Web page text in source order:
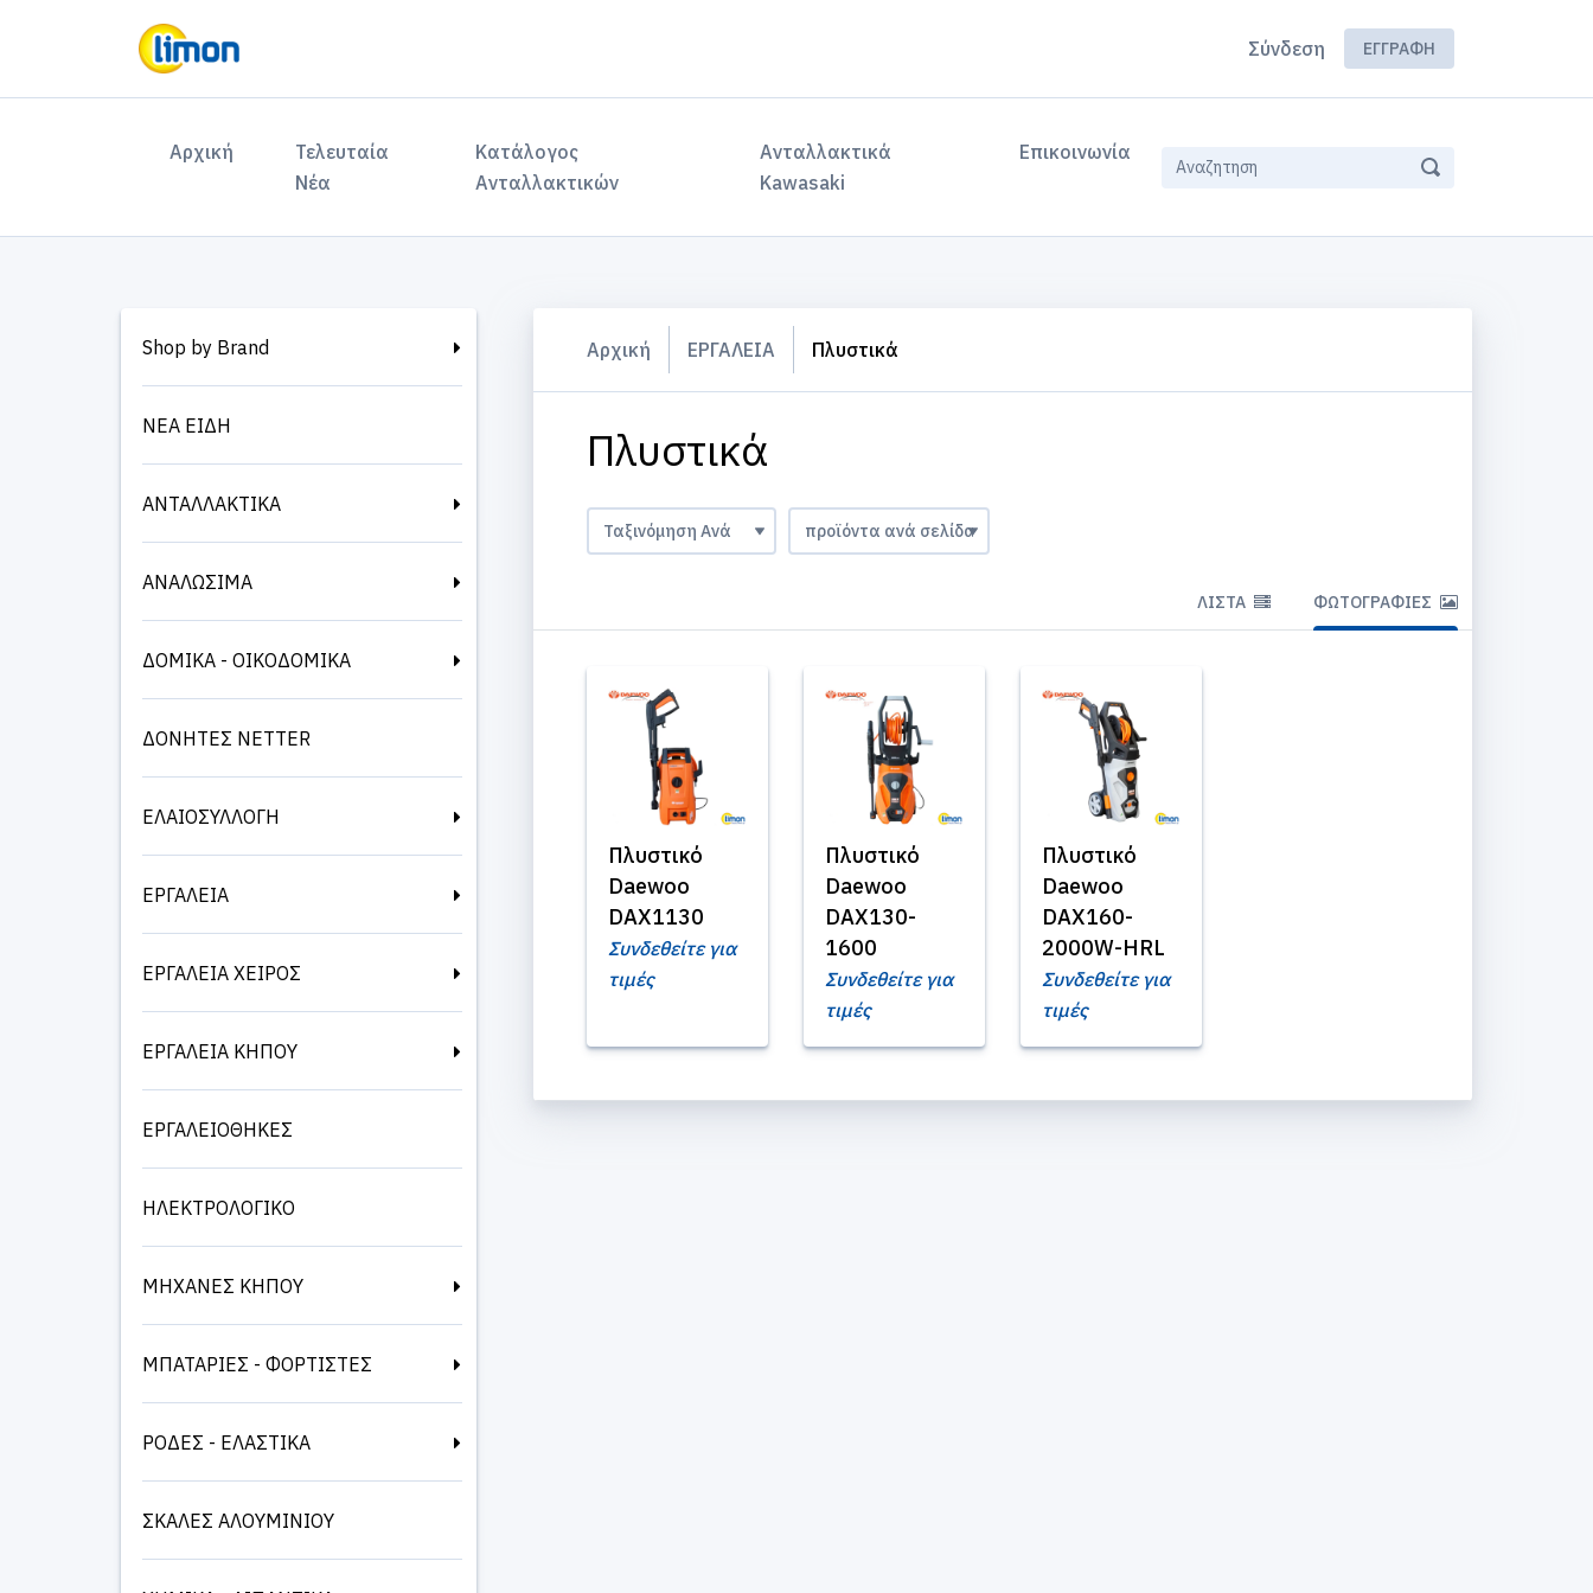
Σύνδεση ΕΓΓΡΑΦΉ
Αρχική (current)Τελευταία
Νέα
Κατάλογος
Ανταλλακτικών
Ανταλλακτικά
Kawasaki
Επικοινωνία
Shop by Brand
ΝΕΑ ΕΙΔΗ
ΑΝΤΑΛΛΑΚΤΙΚΑ
ΑΝΑΛΩΣΙΜΑ
ΔΟΜΙΚΑ - ΟΙΚΟΔΟΜΙΚΑ
ΔΟΝΗΤΕΣ NETTER
ΕΛΑΙΟΣΥΛΛΟΓΗ
ΕΡΓΑΛΕΙΑ
ΕΡΓΑΛΕΙΑ ΧΕΙΡΟΣ
ΕΡΓΑΛΕΙΑ ΚΗΠΟΥ
ΕΡΓΑΛΕΙΟΘΗΚΕΣ
ΗΛΕΚΤΡΟΛΟΓΙΚΟ
ΜΗΧΑΝΕΣ ΚΗΠΟΥ
ΜΠΑΤΑΡΙΕΣ - ΦΟΡΤΙΣΤΕΣ
ΡΟΔΕΣ - ΕΛΑΣΤΙΚΑ
ΣΚΑΛΕΣ ΑΛΟΥΜΙΝΙΟΥ
Αρχική ΕΡΓΑΛΕΙΑ Πλυστικά
Πλυστικά
ΛΊΣΤΑ ΦΩΤΟΓΡΑΦΊΕΣ
Πλυστικό
Daewoo
DAX1130
Συνδεθείτε για
τιμές
Πλυστικό
Daewoo
DAX130-
1600
Συνδεθείτε για
τιμές
Πλυστικό
Daewoo
DAX160-
2000W-HRL
Συνδεθείτε για
τιμές